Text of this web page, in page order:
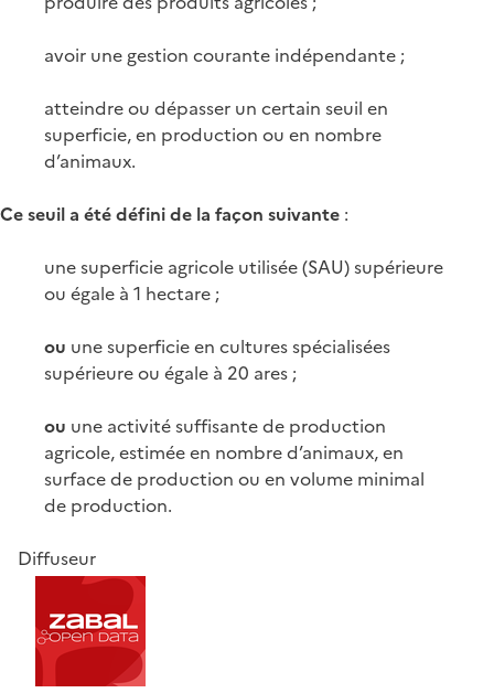
avoir une gestion courante indépendante ;
atteindre ou dépasser un certain seuil en
superficie, en production ou en nombre
d’animaux.
Ce seuil a été défini de la façon suivante :
une superficie agricole utilisée (SAU) supérieure
ou égale à 1 hectare ;
ou une superficie en cultures spécialisées
supérieure ou égale à 20 ares ;
ou une activité suffisante de production
agricole, estimée en nombre d’animaux, en
surface de production ou en volume minimal
de production.
Diffuseur